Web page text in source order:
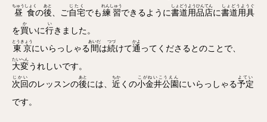
昼食
ちゅうしょく
の後
あと
、ご自宅
じたく
でも 練習
れんしゅう
できるように書道用品店
しょどうようひんてん
に書道用具
しょどうようぐ
を買
か
いに行
い
きました。
東京
とうきょう
にいらっしゃる 間
あいだ
は続
つづ
けて通
かよ
ってくださるとのことで、
大変
たいへん
うれしいです。
次回
じかい
のレッスンの後
あと
には、 近
ちか
くの小金井公園
こがねいこうえん
にいらっしゃる予定
よてい
です。